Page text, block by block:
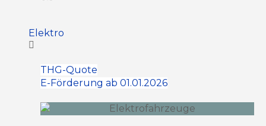
Elektro
THG-Quote
E-Förderung ab 01.01.2026